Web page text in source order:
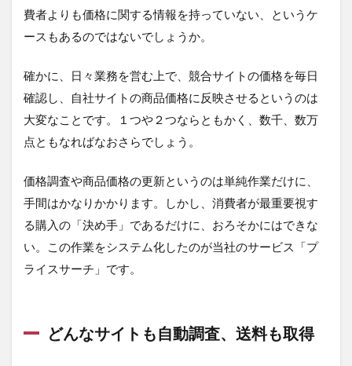
費者よりも価格に関する情報を持っていない、というケ
ースもあるのではないでしょうか。
確かに、日々業務を営む上で、競合サイトの価格を毎日
確認し、自社サイトの商品価格に反映させるというのは
大変なことです。１つや２つならともかく、数千、数万
点ともなればなおさらでしょう。
価格調査や商品価格の更新というのは単純作業だけに、
手間はかなりかかります。しかし、消費者が最重要視す
る購入の「決め手」であるだけに、おろそかにはできな
い。この作業をシステム化したのが当社のサービス「プ
ライスサーチ」です。
どんなサイトも自動調査、送料も取得